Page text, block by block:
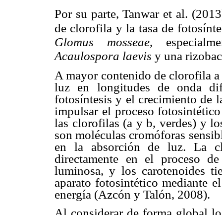
Por su parte, Tanwar et al.
de clorofila y la tasa de
Glomus mosseae,
Acaulospora laevis y una
A mayor contenido de clorofila
luz en longitudes de onda
fotosíntesis y el crecimiento de
impulsar el proceso
las clorofilas (a y b, verdes) y
son moléculas cromóforas
en la absorción de luz. La
directamente en el proceso
luminosa, y los carotenoides
aparato fotosintético mediante
energía (Azcón y Talón, 2008).